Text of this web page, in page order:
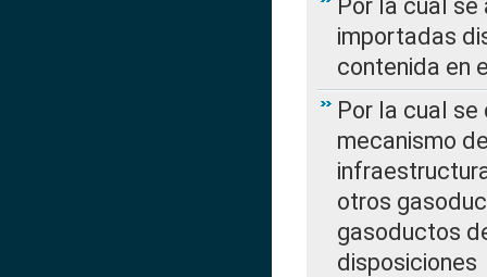
Por la cual
importadas
contenida en
Por la cual se
mecanismo
otros
gasoductos
disposiciones